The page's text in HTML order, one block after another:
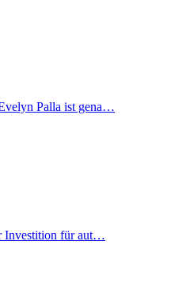
Palla ist gena…
Investition für aut…